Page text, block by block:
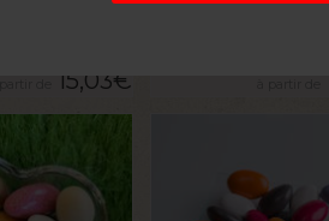
15,03€